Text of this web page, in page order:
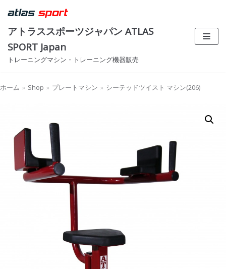
コ
テ
ン
ツ
ス
アトラススポーツジャパン ATLAS
SPORT Japan
トレーニングマシン・トレーニング機器販売
ホーム » Shop » プレートマシン » シーテッドツイスト マシン(206)